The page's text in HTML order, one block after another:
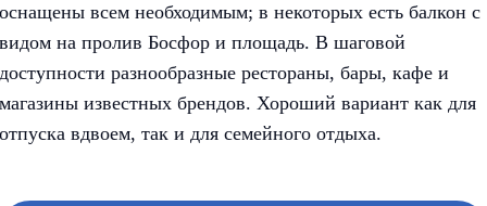
оснащены всем необходимым; в некоторых есть балкон с
видом на пролив Босфор и площадь. В шаговой
доступности разнообразные рестораны, бары, кафе и
магазины известных брендов. Хороший вариант как для
отпуска вдвоем, так и для семейного отдыха.